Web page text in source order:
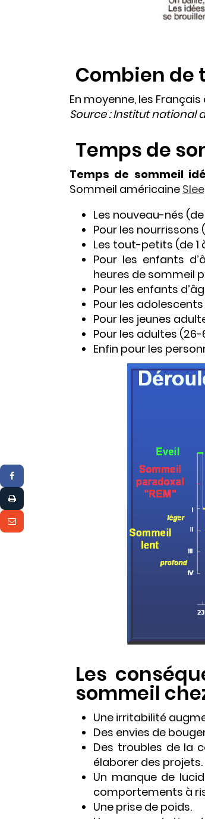
Combien de
En moyenne, les
Source : Institut national
Temps de
Temps de sommeil
Sommeil américaine
Les nouveau-nés
Pour les nourrissons
Les tout-petits (de 1
Pour les enfants
heures de sommeil
Pour les enfants
Pour les
Pour les jeunes
Pour les adultes
Enfin pour les
Les
sommeil
Une irritabilité
Des envies de
Des troubles de la
élaborer des projets.
Un manque de
comportements à
Une prise de poids.